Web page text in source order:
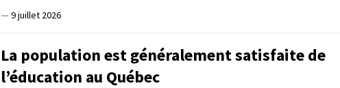
— 9 juillet 2026
La population est généralement satisfaite de
l’éducation au Québec